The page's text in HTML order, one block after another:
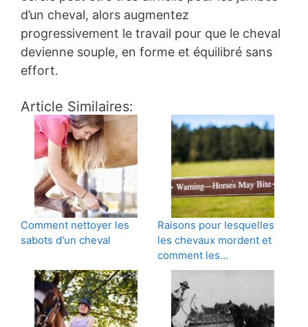
d’un cheval, alors augmentez
progressivement le travail pour que le cheval
devienne souple, en forme et équilibré sans
effort.
Article Similaires:
Comment nettoyer les
sabots d'un cheval
Raisons pour lesquelles
les chevaux mordent et
comment les…